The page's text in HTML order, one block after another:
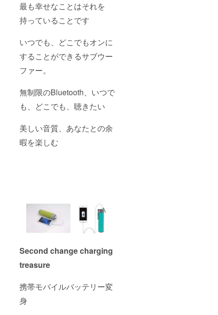
最も幸せなことはそれを
持っていることです
いつでも、どこでもオンに
することができるサブウー
ファー。
無制限のBluetooth、いつで
も、どこでも、聴きたい
美しい音質、あなたとの余
暇を楽しむ
Second change charging
treasure
携帯モバイルバッテリー変
身